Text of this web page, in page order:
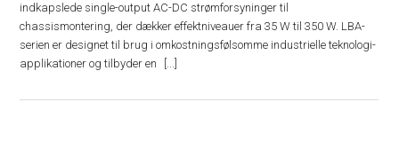
indkapslede single-output AC-DC strømforsyninger til
chassismontering, der dækker effektniveauer fra 35 W til 350 W. LBA-
serien er designet til brug i omkostningsfølsomme industrielle teknologi-
applikationer og tilbyder en